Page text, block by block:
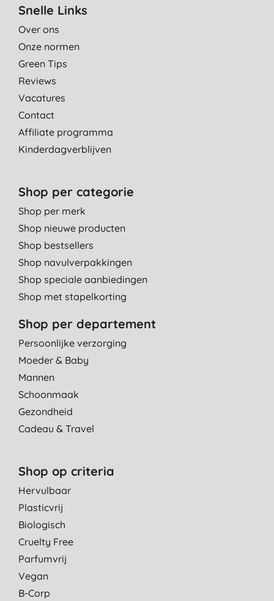
Snelle Links
Over ons
Onze normen
Green Tips
Reviews
Vacatures
Contact
Affiliate programma
Kinderdagverblijven
Shop per categorie
Shop per merk
Shop nieuwe producten
Shop bestsellers
Shop navulverpakkingen
Shop speciale aanbiedingen
Shop met stapelkorting
Shop per departement
Persoonlijke verzorging
Moeder & Baby
Mannen
Schoonmaak
Gezondheid
Cadeau & Travel
Shop op criteria
Hervulbaar
Plasticvrij
Biologisch
Cruelty Free
Parfumvrij
Vegan
B-Corp